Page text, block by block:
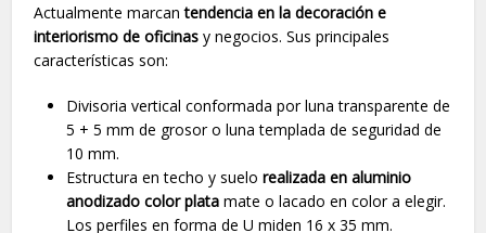
Actualmente marcantendencia en la decoración e
interiorismo de oficinas y negocios. Sus principales
características son:
Divisoria vertical conformada por luna transparente de
5 + 5 mm de grosor o luna templada de seguridad de
10 mm.
Estructura en techo y suelo realizada en aluminio
anodizado color platamate o lacado en color a elegir.
Los perfiles en forma de U miden 16 x 35 mm.